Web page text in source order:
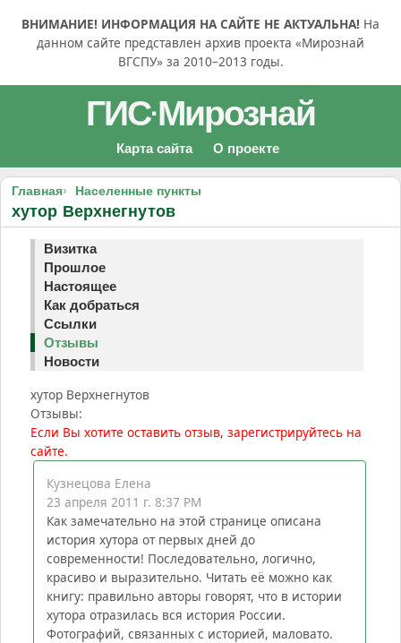
ВНИМАНИЕ! ИНФОРМАЦИЯ НА САЙТЕ НЕ АКТУАЛЬНА! На
данном сайте представлен архив проекта «Мирознай
ВГСПУ» за 2010–2013 годы.
ГИС·Мирознай
Карта сайта О проекте
Главная Населенные пункты
хутор Верхнегнутов
Визитка
Прошлое
Настоящее
Как добраться
Ссылки
Отзывы
Новости
хутор Верхнегнутов
Отзывы:
Если Вы хотите оставить отзыв, зарегистрируйтесь на
сайте.
Кузнецова Елена
23 апреля 2011 г. 8:37 PM
Как замечательно на этой странице описана
история хутора от первых дней до
современности! Последовательно, логично,
красиво и выразительно. Читать её можно как
книгу: правильно авторы говорят, что в истории
хутора отразилась вся история России.
Фотографий, связанных с историей, маловато.